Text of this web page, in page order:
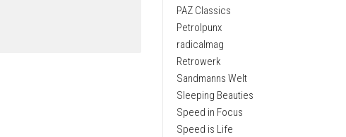
PAZ Classics
Petrolpunx
radicalmag
Retrowerk
Sandmanns Welt
Sleeping Beauties
Speed in Focus
Speed is Life